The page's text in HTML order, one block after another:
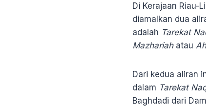
Di Kerajaan Riau-
diamalkan dua
adalah Tarekat
Mazhariah atau
Dari kedua aliran
dalam Tarekat
Baghdadi dari